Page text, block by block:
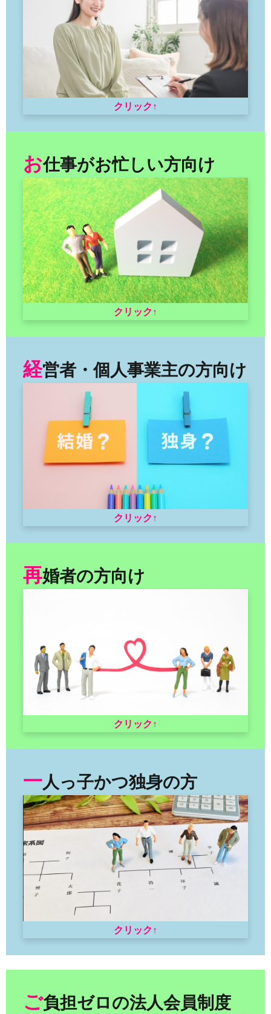
クリック↑
お仕事がお忙しい方向け
クリック↑
経営者・個人事業主の方向け
クリック↑
再婚者の方向け
クリック↑
一人っ子かつ独身の方
クリック↑
ご負担ゼロの法人会員制度